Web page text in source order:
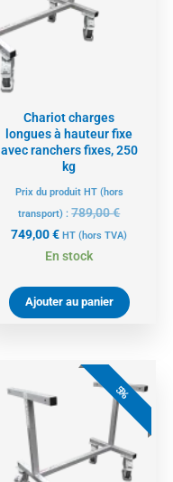
Chariot charges
longues à hauteur fixe
avec ranchers fixes, 250
kg
Prix du produit HT (hors
transport) :789,00€
749,00€
749,00 €.
HT (hors TVA)
En stock
Ajouter au panier
5%
prix
initial
était :
499,00 €.
474,00 €.